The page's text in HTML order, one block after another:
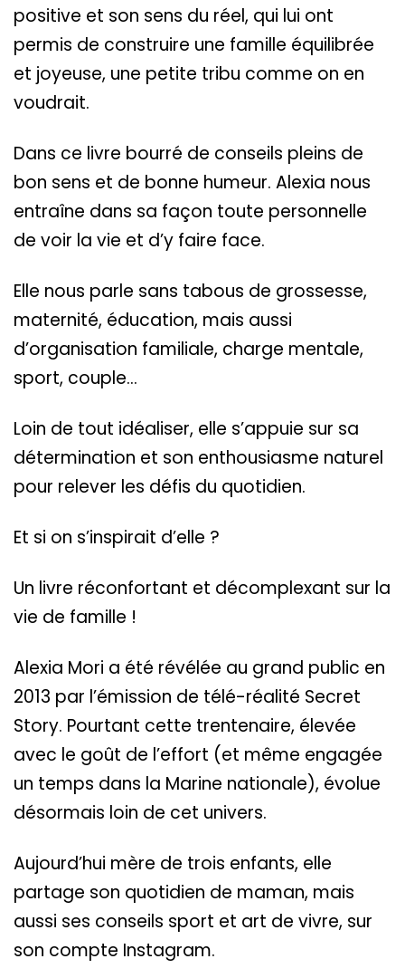
positive et son sens du réel, qui lui ont
permis de construire une famille équilibrée
et joyeuse, une petite tribu comme on en
voudrait.
Dans ce livre bourré de conseils pleins de
bon sens et de bonne humeur. Alexia nous
entraîne dans sa façon toute personnelle
de voir la vie et d’y faire face.
Elle nous parle sans tabous de grossesse,
maternité, éducation, mais aussi
d’organisation familiale, charge mentale,
sport, couple…
Loin de tout idéaliser, elle s’appuie sur sa
détermination et son enthousiasme naturel
pour relever les défis du quotidien.
Et si on s’inspirait d’elle ?
Un livre réconfortant et décomplexant sur la
vie de famille !
Alexia Mori a été révélée au grand public en
2013 par l’émission de télé-réalité Secret
Story. Pourtant cette trentenaire, élevée
avec le goût de l’effort (et même engagée
un temps dans la Marine nationale), évolue
désormais loin de cet univers.
Aujourd’hui mère de trois enfants, elle
partage son quotidien de maman, mais
aussi ses conseils sport et art de vivre, sur
son compte Instagram.